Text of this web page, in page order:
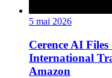
5 mai 2026
Cerence AI
International
Amazon